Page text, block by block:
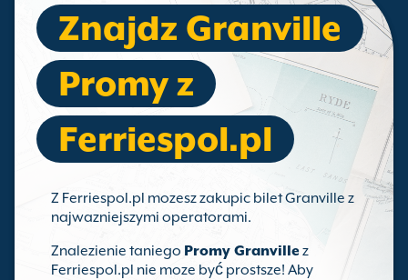
Znajdz Granville
Promy z
Ferriespol.pl
Z Ferriespol.pl mozesz zakupic bilet Granville z
najwazniejszymi operatorami.
Znalezienie taniego Promy Granvillez
Ferriespol.pl nie moze być prostsze! Aby